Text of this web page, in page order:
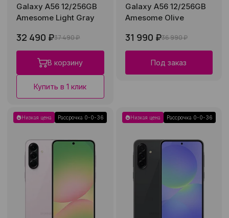
Galaxy A56 12/256GB
Amesome Light Gray
32 490 ₽37 490 ₽
В корзину
Купить в 1 клик
Galaxy A56 12/256GB
Amesome Olive
31 990 ₽36 990 ₽
Под заказ
Низкая цена Рассрочка 0-0-36 Низкая цена Рассрочка 0-0-36